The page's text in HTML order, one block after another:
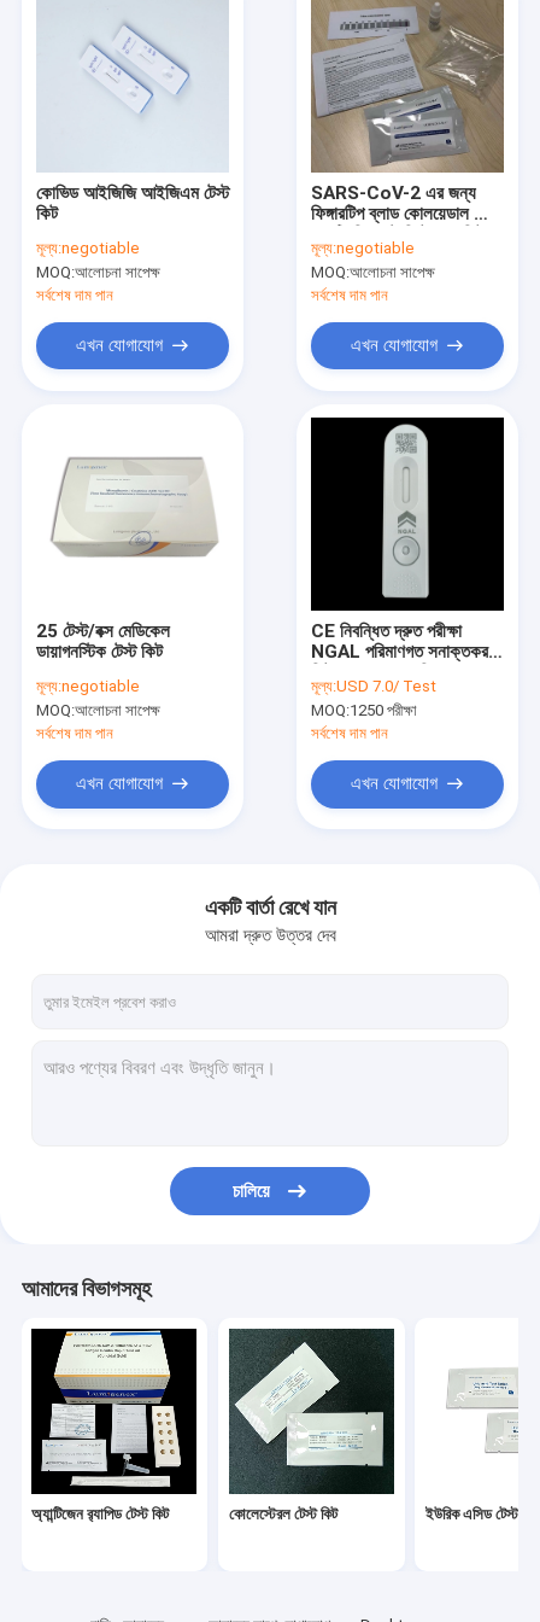
পণ্য
আমাদের সম্পর্কে
কারখানা ভ্রমণ
সব ক্ষেত্রেই
Creatinine Test Kit
ফ্লুরোসেন্ট ইমিউনোসাই বিশ্লেষক
Cardiac Marker Test Kit
Kidney Function Test Kit
POC Testing Device
Rapid Test Reagent
কোভিড আইজিজি আইজিএম টেস্ট
কিট
মূল্য:negotiable
MOQ:আলোচনা সাপেক্ষ
সর্বশেষ দাম পান
এখন যোগাযোগ
SARS-CoV-2 এর জন্য
ফিঙ্গারটিপ ব্লাড কোলয়েডাল গোল্ড
সিই
মূল্য:negotiable
MOQ:আলোচনা সাপেক্ষ
সর্বশেষ দাম পান
এখন যোগাযোগ
25 টেস্ট/বক্স মেডিকেল
ডায়াগনস্টিক টেস্ট কিট
মূল্য:negotiable
MOQ:আলোচনা সাপেক্ষ
সর্বশেষ দাম পান
এখন যোগাযোগ
CE নিবন্ধিত দ্রুত পরীক্ষা
NGAL পরিমাণগত সনাক্তকরণ
মূল্য:USD 7.0/ Test
MOQ:1250 পরীক্ষা
সর্বশেষ দাম পান
এখন যোগাযোগ
একটি বার্তা রেখে যান
আমরা দ্রুত উত্তর দেব
চালিয়ে
আমাদের বিভাগসমূহ
অ্যান্টিজেন র‌্যাপিড টেস্ট কিট কোলেস্টেরল টেস্ট কিট ইউরিক এসিড টেস্ট কিট